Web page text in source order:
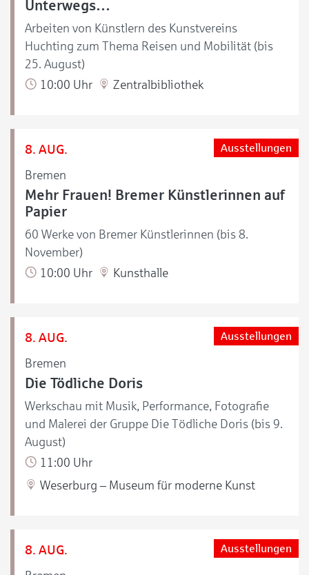
Unterwegs…
Arbeiten von Künstlern des Kunstvereins
Huchting zum Thema Reisen und Mobilität (bis
25. August)
10:00 Uhr
Zentralbibliothek
8. AUG.
Bremen
Ausstellungen
Mehr Frauen! Bremer Künstlerinnen auf
Papier
60 Werke von Bremer Künstlerinnen (bis 8.
November)
10:00 Uhr
Kunsthalle
8. AUG.
Bremen
Ausstellungen
Die Tödliche Doris
Werkschau mit Musik, Performance, Fotografie
und Malerei der Gruppe Die Tödliche Doris (bis 9.
August)
11:00 Uhr
Weserburg – Museum für moderne Kunst
8. AUG. Ausstellungen